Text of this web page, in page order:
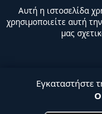
Αυτή η ιστοσελίδα
χρησιμοποιείτε αυτή
μας
Εγκαταστήστε